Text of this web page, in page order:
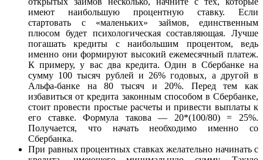
имеют наибольшую процентную ставку. Если
стартовать с «маленьких» займов, единственным
плюсом будет психологическая составляющая. Лучше
погашать кредиты с наибольшим процентом, ведь
именно они формируют высокий ежемесячный платеж.
К примеру, у вас два кредита. Один в Сбербанке на
сумму 100 тысяч рублей и 26% годовых, а другой в
Альфа-банке на 80 тысяч и 20%. Перед тем как
избавиться от кредита законным способом в Сбербанке,
стоит провести простые расчеты и привести выплаты к
его ставке. Формула такова — 20*(100/80) = 25%.
Получается, что начать необходимо именно со
Сбербанка.
При равных процентных ставках желательно начинать с